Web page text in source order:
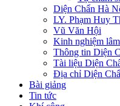
Diện Chẩn Hà
LY. Phạm Huy
Vũ Văn Hội
Kinh nghiệm
Thông tin Diện
Tài liệu Diện
Địa chỉ Diện
Bài giảng
Tin tức